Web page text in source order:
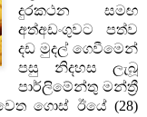
දුරකථන සමඟ
අත්අඩංගුවට පත්ව
දඩ මුදල් ගෙවීමෙන්
පසු නිදහස ලැබූ
පාර්ලිමේන්තු මන්ත්‍රී
ගොස් ඊයේ (28)